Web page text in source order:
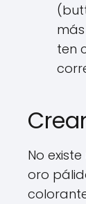
ten
No
oro